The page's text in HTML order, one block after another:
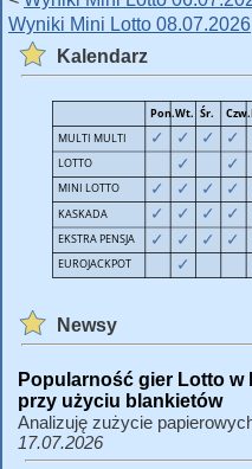
Wyniki Mini Lotto 08.07.2026
Kalendarz
Newsy
Popularność gier Lotto
przy użyciu blankietów
Analizuję zużycie
17.07.2026